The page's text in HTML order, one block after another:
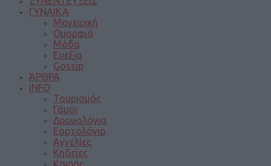
ΓΥΝΑΙΚΑ
Μαγειρική
Ομορφιά
Μόδα
Ευεξία
Gossip
ΆΡΘΡΑ
INFO
Τουρισμός
Γάμοι
Δρομολόγια
Εορτολόγιο
Αγγελίες
Κηδείες
Καιρός